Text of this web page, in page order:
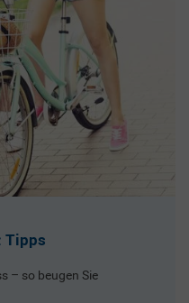
Tipps
– so beugen Sie